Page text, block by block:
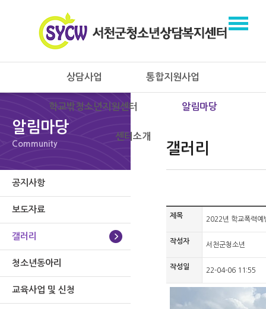
상담사업 통합지원사업
학교밖청소년지원센터 알림마당
센터소개
알림마당
Community
공지사항
보도자료
갤러리
청소년동아리
교육사업 및 신청
갤러리
제목 2022년 학교폭력예
작성자 서천군청소년
작성일 22-04-06 11:55